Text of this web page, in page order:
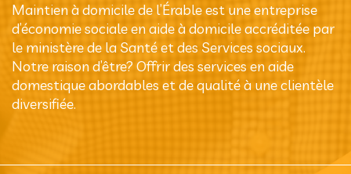
Maintien à domicile de l’Érable est une entreprise
d’économie sociale en aide à domicile accréditée par
le ministère de la Santé et des Services sociaux.
Notre raison d’être? Offrir des services en aide
domestique abordables et de qualité à une clientèle
diversifiée.